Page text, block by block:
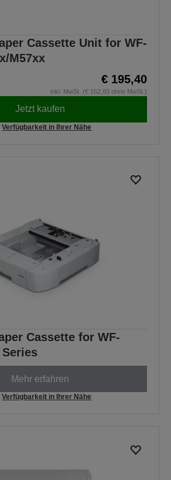
Cassette Unit for WF-
M57xx
€ 195,40
inkl. MwSt. (€ 162,83 ohne MwSt.)
Jetzt kaufen
Verfügbarkeit in Ihrer Nähe
Cassette for WF-
Series
Mehr erfahren
Verfügbarkeit in Ihrer Nähe